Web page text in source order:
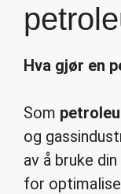
Hva gjør en
Som
og
av å bruke
for